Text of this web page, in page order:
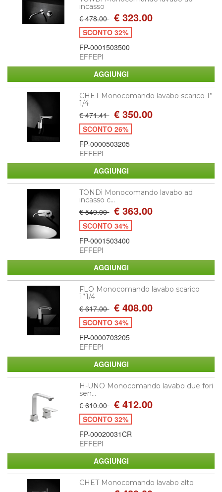
incasso
€ 478.00 € 323.00
SCONTO 32%
FP-0001503500
EFFEPI
CHET Monocomando lavabo scarico 1”
1/4
€ 471.41 € 350.00
SCONTO 26%
FP-0000503205
EFFEPI
TONDì Monocomando lavabo ad
incasso c...
€ 549.00 € 363.00
SCONTO 34%
FP-0001503400
EFFEPI
FLO Monocomando lavabo scarico
1”1/4
€ 617.00 € 408.00
SCONTO 34%
FP-0000703205
EFFEPI
H-UNO Monocomando lavabo due fori
sen...
€ 610.00 € 412.00
SCONTO 32%
FP-00020031CR
EFFEPI
CHET Monocomando lavabo alto